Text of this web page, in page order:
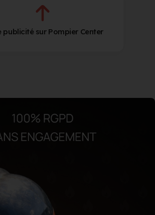
publicité sur Pompier Center